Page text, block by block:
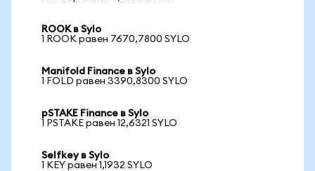
ROOK в Sylo
1 ROOK равен 7670,7800 SYLO
Manifold Finance в Sylo
1 FOLD равен 3390,8300 SYLO
pSTAKE Finance в Sylo
1 PSTAKE равен 12,6321 SYLO
Selfkey в Sylo
1 KEY равен 1,1932 SYLO